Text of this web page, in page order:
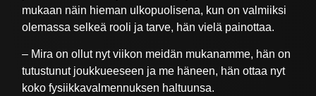
mukaan näin hieman ulkopuolisena, kun on valmiiksi
olemassa selkeä rooli ja tarve, hän vielä painottaa.
– Mira on ollut nyt viikon meidän mukanamme, hän on
tutustunut joukkueeseen ja me häneen, hän ottaa nyt
koko fysiikkavalmennuksen haltuunsa.